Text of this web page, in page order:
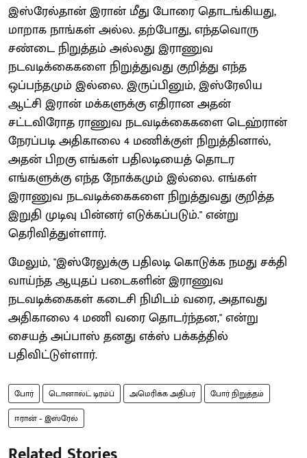
இஸ்ரேல்தான் இரான் மீது போரை தொடங்கியது,
மாறாக நாங்கள் அல்ல. தற்போது, எந்தவொரு
சண்டை நிறுத்தம் அல்லது இராணுவ
நடவடிக்கைகளை நிறுத்துவது குறித்து எந்த
ஒப்பந்தமும் இல்லை. இருப்பினும், இஸ்ரேலிய
ஆட்சி இரான் மக்களுக்கு எதிரான அதன்
சட்டவிரோத ராணுவ நடவடிக்கைகளை டெஹ்ரான்
நேரப்படி அதிகாலை 4 மணிக்குள் நிறுத்தினால்,
அதன் பிறகு எங்கள் பதிலடியைத் தொடர
எங்களுக்கு எந்த நோக்கமும் இல்லை. எங்கள்
இராணுவ நடவடிக்கைகளை நிறுத்துவது குறித்த
இறுதி முடிவு பின்னர் எடுக்கப்படும்." என்று
தெரிவித்துள்ளார்.
மேலும், "இஸ்ரேலுக்கு பதிலடி கொடுக்க நமது சக்தி
வாய்ந்த ஆயுதப் படைகளின் இராணுவ
நடவடிக்கைகள் கடைசி நிமிடம் வரை, அதாவது
அதிகாலை 4 மணி வரை தொடர்ந்தன," என்று
சையத் அப்பாஸ் தனது எக்ஸ் பக்கத்தில்
பதிவிட்டுள்ளார்.
போர் டொனால்ட் டிரம்ப் அமெரிக்க அதிபர்
போர் நிறுத்தம்
ஈரான் – இஸ்ரேல்